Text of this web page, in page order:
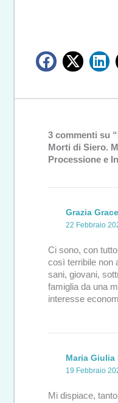
3 commenti su
Morti di Siero.
Processione e
Grazia
22 Febbraio
Ci sono, con
così terribile non
sani, giovani,
famiglia da una
interesse
Maria Giulia
19 Febbraio
Mi dispiace,